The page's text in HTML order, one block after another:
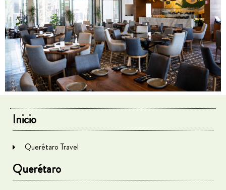
Inicio
Querétaro Travel
Querétaro